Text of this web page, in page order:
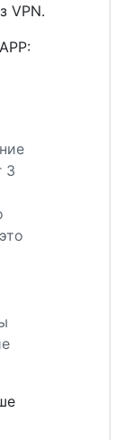
VPN.
3